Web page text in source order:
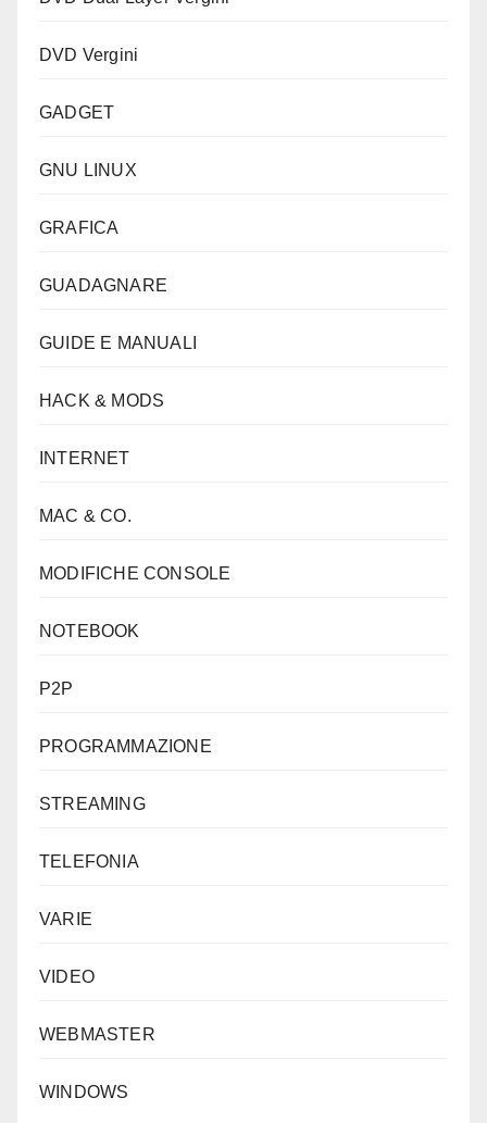
DVD Vergini
GADGET
GNU LINUX
GRAFICA
GUADAGNARE
GUIDE E MANUALI
HACK & MODS
INTERNET
MAC & CO.
MODIFICHE CONSOLE
NOTEBOOK
P2P
PROGRAMMAZIONE
STREAMING
TELEFONIA
VARIE
VIDEO
WEBMASTER
WINDOWS